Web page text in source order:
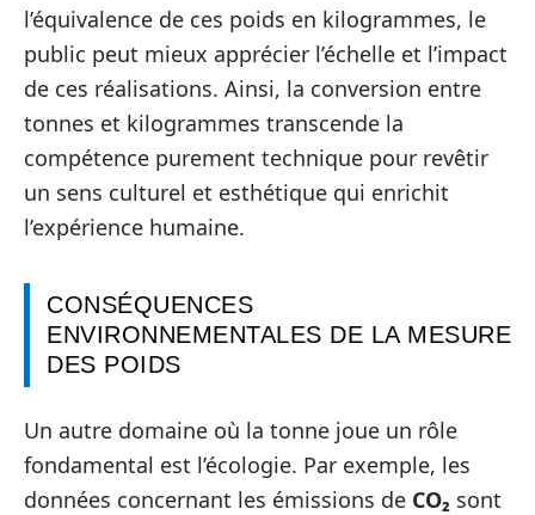
l’équivalence de ces poids en kilogrammes, le
public peut mieux apprécier l’échelle et l’impact
de ces réalisations. Ainsi, la conversion entre
tonnes et kilogrammes transcende la
compétence purement technique pour revêtir
un sens culturel et esthétique qui enrichit
l’expérience humaine.
CONSÉQUENCES
ENVIRONNEMENTALES DE LA MESURE
DES POIDS
Un autre domaine où la tonne joue un rôle
fondamental est l’écologie. Par exemple, les
données concernant les émissions de CO₂ sont